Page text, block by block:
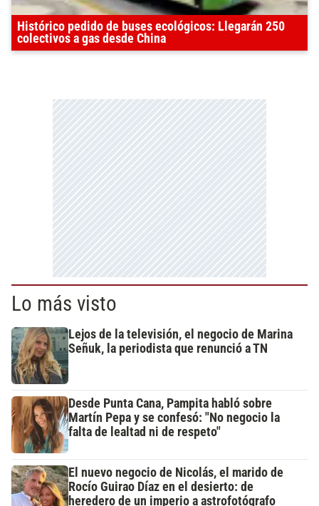
Histórico pedido de buses ecológicos: Llegarán 250
colectivos a gas desde China
Lo más visto
Lejos de la televisión, el negocio de Marina
Señuk, la periodista que renunció a TN
Desde Punta Cana, Pampita habló sobre
Martín Pepa y se confesó: "No negocio la
falta de lealtad ni de respeto"
El nuevo negocio de Nicolás, el marido de
Rocío Guirao Díaz en el desierto: de
heredero de un imperio a astrofotógrafo